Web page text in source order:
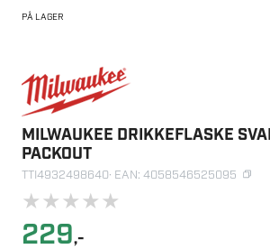
PÅ LAGER
MILWAUKEE DRIKKEFLASKE
PACKOUT
TTI4932498640· EAN: 4058546525095
★★★★★
229,-